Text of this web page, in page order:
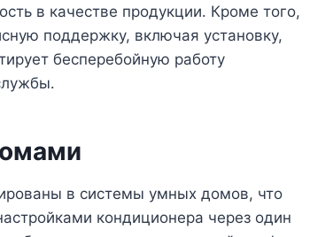
в качестве продукции․ Кроме того,
поддержку, включая установку,
бесперебойную работу
в системы умных домов, что
кондиционера через один